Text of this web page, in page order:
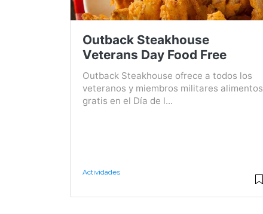
Outback Steakhouse
Veterans Day Food Free
Outback Steakhouse ofrece a todos los
veteranos y miembros militares alimentos
gratis en el Día de l...
Actividades